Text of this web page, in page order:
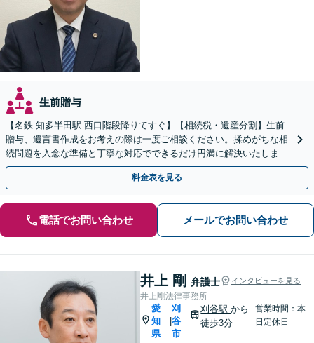
生前贈与
【名鉄 知多半田駅 西口階段降りてすぐ】【相続税・遺産分割】生前
贈与、遺言書作成をお考えの際は一度ご相談ください。揉めがちな相
続問題を入念な準備と丁寧な対応でできるだけ円満に解決いたしま
す。他士業連携で手間も最小限に。【初回相談30分無料】
料金表を見る
電話でお問い合わせ メールでお問い合わせ
井上 剛 弁護士 インタビューを見る
井上剛法律事務所
愛
知
県
刈
谷
市
刈谷駅から
徒歩3分
営業時間：本
日定休日